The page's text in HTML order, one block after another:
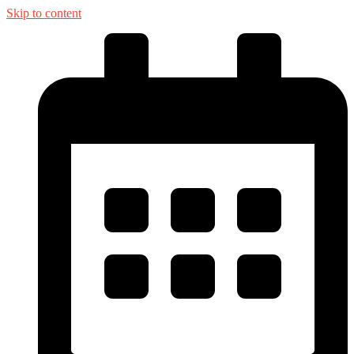
Skip to content